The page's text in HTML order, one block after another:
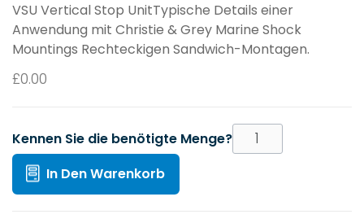
VSU Vertical Stop UnitTypische Details einer
Anwendung mit Christie & Grey Marine Shock
Mountings Rechteckigen Sandwich-Montagen.
£0.00
Kennen Sie die benötigte Menge?
In Den Warenkorb